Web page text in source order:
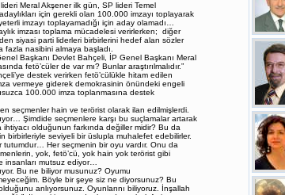
Meral Akşener ilk gün, SP lideri Temel
için gerekli olan 100.000 imzayı toplayarak
imzayı toplayamadığı için aday olamadı…
imzası toplama mücadelesi verirlerken; diğer
siyasi parti liderleri birbirlerini hedef alan sözler
nasibini almaya başladı.
Başkanı Devlet Bahçeli, İP Genel Başkanı Meral
fetö’cüler de var mı? Bunlar araştırılmalıdır.”
destek verirken fetö’cülükle hitam edilen
vermeye giderek demokrasinin önündeki engeli
100.000 imza toplanmasına destek
hain ve terörist olarak ilan edilmişlerdi.
Şimdide seçmenlere karşı bu suçlamalar artarak
olduğunun farkında değiller midir? Bu da
birbirleriyle seviyeli bir üslupla muhalefet edebilirler.
tutumdur… Her seçmenin bir oyu vardır. Onu da
yok, fetö’cü, yok hain yok terörist gibi
insanları mutsuz ediyor…
Bu ne biliyor musunuz? Oyumu
Böyle bir şeye siz ne diyorsunuz? Bu
anlıyorsunuz. Oyunlarını biliyoruz. İnşallah